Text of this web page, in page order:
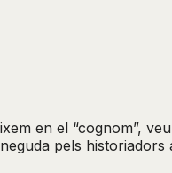
en el “cognom”,
pels